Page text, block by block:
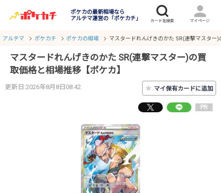
ポケカの最新相場なら
アルテマ運営の「ポケカチ」
アルテマ ポケカチ ポケカの相場 マスタードれんげきのかた SR(連撃マスター
マスタードれんげきのかた SR(連撃マスター)の買
取価格と相場推移【ポケカ】
更新日:2026年8月8日08:42 ★ マイ保有カードに追加
PR